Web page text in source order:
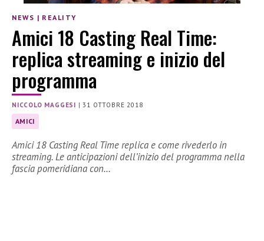
NEWS | REALITY
Amici 18 Casting Real Time:
replica streaming e inizio del
programma
NICCOLO MAGGESI |31 OTTOBRE 2018
AMICI
Amici 18 Casting Real Time replica e come rivederlo in
streaming. Le anticipazioni dell’inizio del programma nella
fascia pomeridiana con…